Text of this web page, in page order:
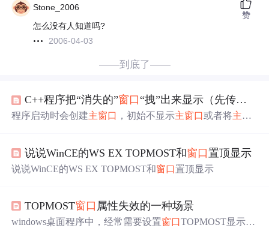
Stone_2006
怎么没有人知道吗?
2006-04-03
赞
——到底了——
C++程序把“消失的”窗口 “拽”出来显示（先传入HWND_TOPMOST将
程序启动时会创建主窗口 ，初始不显示主窗口或者将主窗
后 窗口不显示的问题。
说说WinCE的WS EX TOPMOST和窗口置顶显示
说说WinCE的WS EX TOPMOST和窗口置顶显示
TOPMOST窗口 属性失效的一种场景
windows桌面程序中，经常需要设置窗口TOPMOST显示，